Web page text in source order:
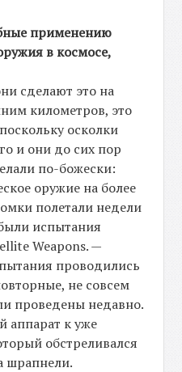
применению
в космосе,
сделают это на
километров, это
осколки
и они до сих пор
по-божески:
оружие на более
полетали недели
испытания
Weapons. —
проводились
не совсем
проведены недавно.
аппарат к уже
обстреливался
шрапнели.